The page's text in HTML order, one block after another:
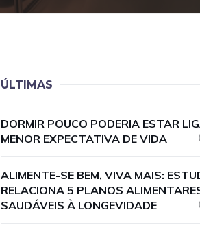
ÚLTIMAS
DORMIR POUCO PODERIA ESTAR
MENOR EXPECTATIVA DE VIDA
ALIMENTE-SE BEM, VIVA MAIS:
RELACIONA 5 PLANOS
SAUDÁVEIS À LONGEVIDADE